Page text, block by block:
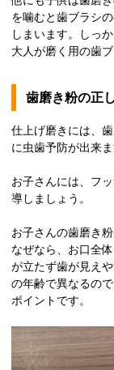
を噛むと歯ブラシ
しまいます。しっ
大人が磨く用の歯
歯磨き粉の正
仕上げ磨きには、
に虫歯予防が出来ま
お子さんには、フ
導しましょう。
お子さんの歯磨き
なぜなら、お口全
が立たず歯が見え
の年齢で異なるの
ポイントです。